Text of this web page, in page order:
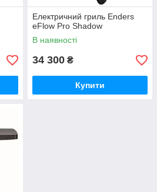
Електричний гриль Enders
eFlow Pro Shadow
В наявності
34 300 ₴
Купити